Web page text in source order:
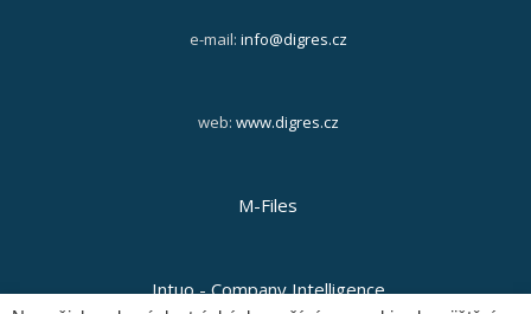
e-mail: info@digres.cz
web: www.digres.cz
M-Files
Intuo - Company Intelligence